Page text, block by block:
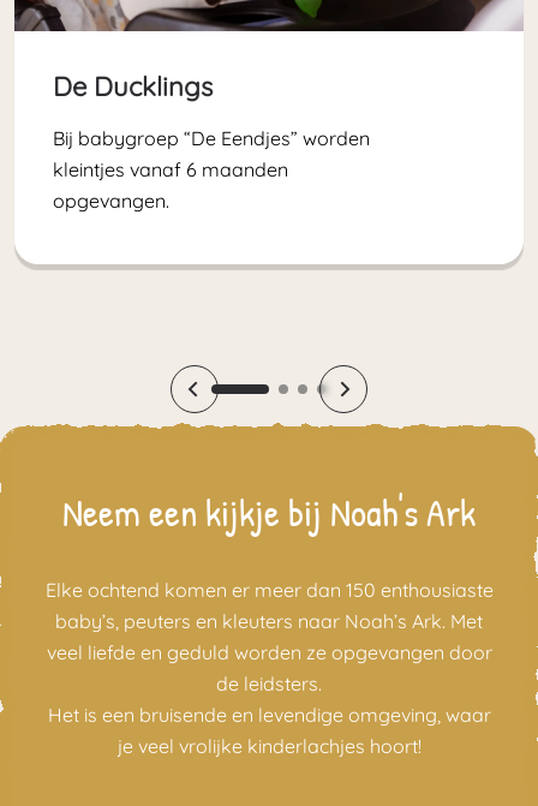
De Ducklings
Bij babygroep “De Eendjes” worden
kleintjes vanaf 6 maanden
opgevangen.
Neem een kijkje bij Noah's Ark
Elke ochtend komen er meer dan 150 enthousiaste
baby’s, peuters en kleuters naar Noah’s Ark. Met
veel liefde en geduld worden ze opgevangen door
de leidsters.
Het is een bruisende en levendige omgeving, waar
je veel vrolijke kinderlachjes hoort!